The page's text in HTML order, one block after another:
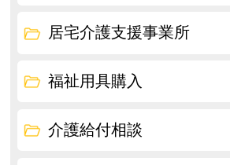
居宅介護支援事業所
福祉用具購入
介護給付相談